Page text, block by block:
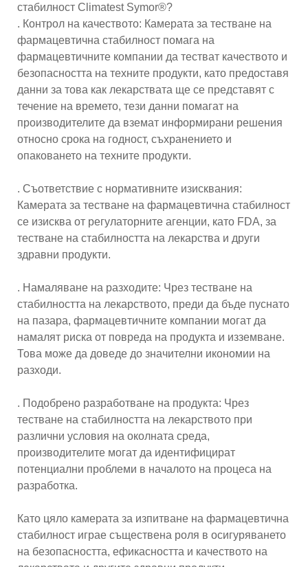
стабилност Climatest Symor®?
. Контрол на качеството: Камерата за тестване на
фармацевтична стабилност помага на
фармацевтичните компании да тестват качеството и
безопасността на техните продукти, като предоставя
данни за това как лекарствата ще се представят с
течение на времето, тези данни помагат на
производителите да вземат информирани решения
относно срока на годност, съхранението и
опаковането на техните продукти.
. Съответствие с нормативните изисквания:
Камерата за тестване на фармацевтична стабилност
се изисква от регулаторните агенции, като FDA, за
тестване на стабилността на лекарства и други
здравни продукти.
. Намаляване на разходите: Чрез тестване на
стабилността на лекарството, преди да бъде пуснато
на пазара, фармацевтичните компании могат да
намалят риска от повреда на продукта и изземване.
Това може да доведе до значителни икономии на
разходи.
. Подобрено разработване на продукта: Чрез
тестване на стабилността на лекарството при
различни условия на околната среда,
производителите могат да идентифицират
потенциални проблеми в началото на процеса на
разработка.
Като цяло камерата за изпитване на фармацевтична
стабилност играе съществена роля в осигуряването
на безопасността, ефикасността и качеството на